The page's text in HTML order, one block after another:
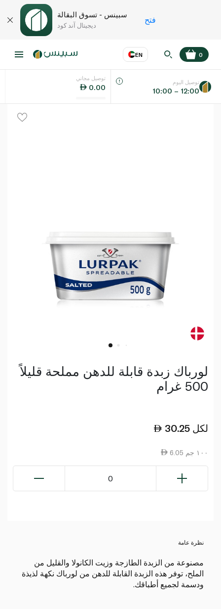
سبينس - تسوق البقالة
ديجيتال آند كود
فتح
EN
اللغة عر
0
توصيل مجاني
0.00
توصيل اليوم
10:00 – 12:00
لورباك زبدة قابلة للدهن مملحة قليلاً
500 غرام
30.25 لكل
6.05 ١٠٠ جم
0
نظرة عامة
مصنوعة من الزبدة الطازجة وزيت الكانولا والقليل من
الملح، توفر هذه الزبدة القابلة للدهن من لورباك نكهة لذيذة
ودسمة لجميع أطباقك.